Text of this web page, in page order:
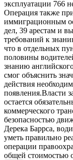
эксплуатации 766
Операция также
иммиграционным
дел, 39 арестам и
требований к
что в отдельных
половины
знанию
смог объяснить
действия
появления.Власти
остается
коммерческого
безопасностью
Дерека Баррса,
уметь правильно
операции
общей стоимостью